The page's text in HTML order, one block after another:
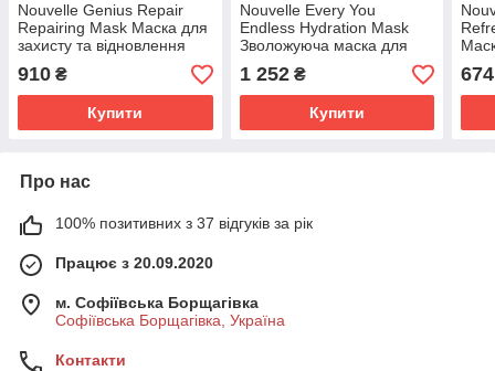
Nouvelle Genius Repair
Repairing Mask Маска для
захисту та відновлення
910 ₴
Купити
Nouvelle Every You
Endless Hydration Mask
Зволожуюча маска для
частого застосування 500
мл.
1 252₴
Купити
200
674
Про нас
100% позитивних з 37 відгуків за рік
Працює з 20.09.2020
м. Софіївська Борщагівка
Софіївська Борщагівка, Україна
Контакти